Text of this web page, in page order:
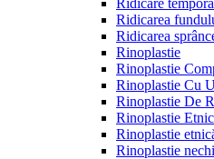
Ridicarea
Ridicarea
Rinoplastie
Rinoplastie
Rinoplastie Cu
Rinoplastie De
Rinoplastie
Rinoplastie
Rinoplastie